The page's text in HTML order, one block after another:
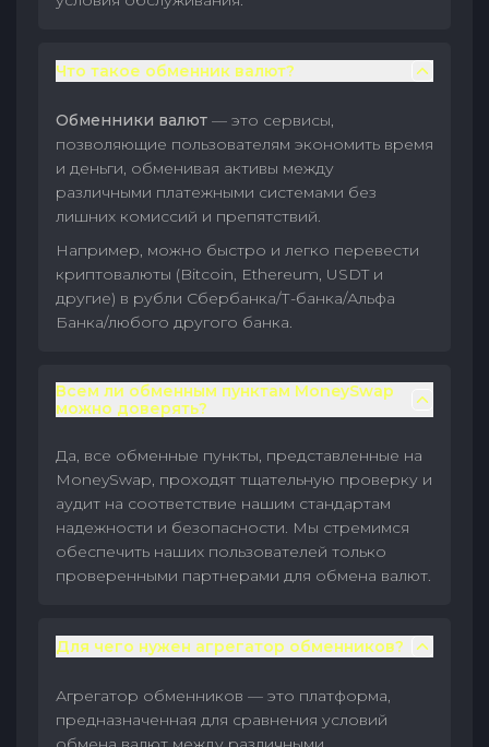
Что такое обменник валют?
Обменники валют — это сервисы,
позволяющие пользователям экономить время
и деньги, обменивая активы между
различными платежными системами без
лишних комиссий и препятствий.
Например, можно быстро и легко перевести
криптовалюты (Bitcoin, Ethereum, USDT и
другие) в рубли Сбербанка/Т-банка/Альфа
Банка/любого другого банка.
Всем ли обменным пунктам MoneySwap
можно доверять?
Да, все обменные пункты, представленные на
MoneySwap, проходят тщательную проверку и
аудит на соответствие нашим стандартам
надежности и безопасности. Мы стремимся
обеспечить наших пользователей только
проверенными партнерами для обмена валют.
Для чего нужен агрегатор обменников?
Агрегатор обменников — это платформа,
предназначенная для сравнения условий